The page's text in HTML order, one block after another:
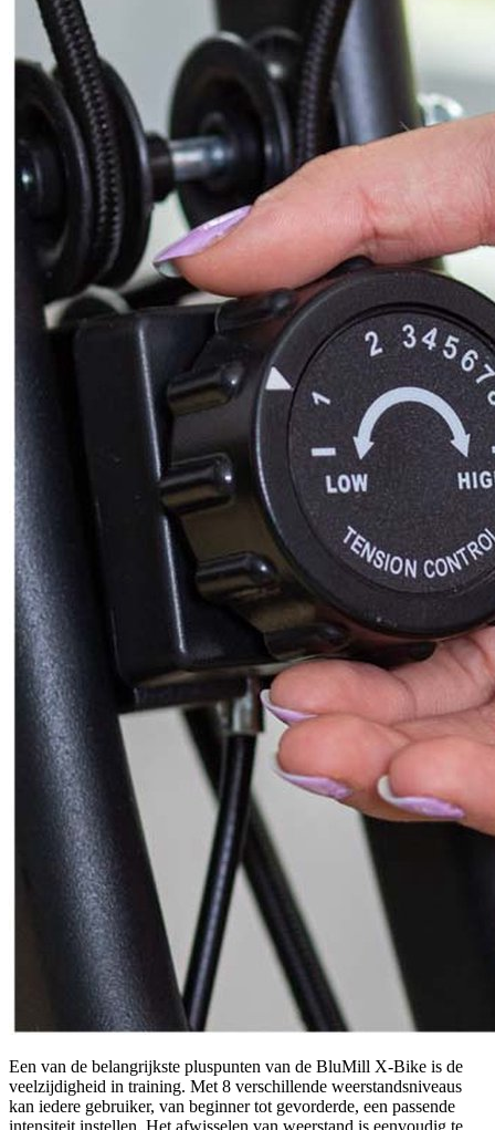
Een van de belangrijkste pluspunten van de BluMill X-Bike is de
veelzijdigheid in training. Met 8 verschillende weerstandsniveaus
kan iedere gebruiker, van beginner tot gevorderde, een passende